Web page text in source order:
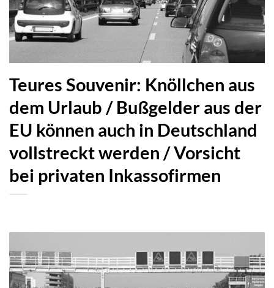
Teures Souvenir: Knöllchen aus
dem Urlaub / Bußgelder aus der
EU können auch in Deutschland
vollstreckt werden / Vorsicht
bei privaten Inkassofirmen